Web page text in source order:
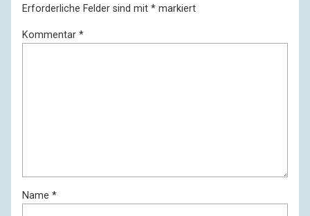
Erforderliche Felder sind mit * markiert
Kommentar *
Name *